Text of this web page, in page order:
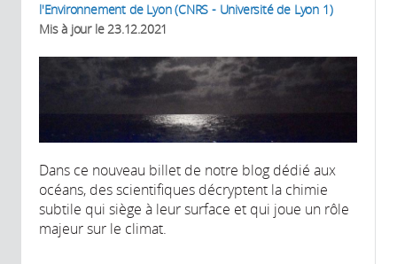
l'Environnement de Lyon (CNRS - Université de Lyon 1)
Mis à jour le23.12.2021
Dans ce nouveau billet de notre blog dédié aux
océans, des scientifiques décryptent la chimie
subtile qui siège à leur surface et qui joue un rôle
majeur sur le climat.